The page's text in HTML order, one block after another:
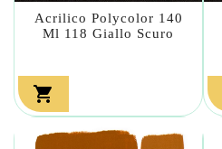
Acrilico Polycolor 140
Ml 118 Giallo Scuro
